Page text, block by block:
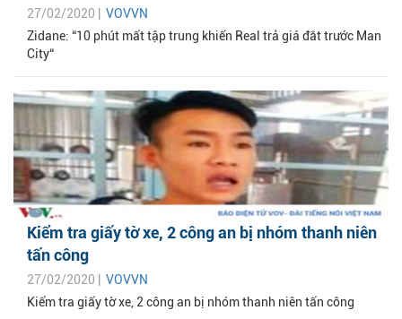
27/02/2020 | VOVVN
Zidane: “10 phút mất tập trung khiến Real trả giá đắt trước Man
City“
Kiểm tra giấy tờ xe, 2 công an bị nhóm thanh niên
tấn công
27/02/2020 | VOVVN
Kiểm tra giấy tờ xe, 2 công an bị nhóm thanh niên tấn công